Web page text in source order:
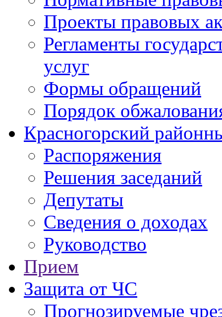
Проекты правовых
Регламенты
услуг
Формы обращений
Порядок
Красногорский
Распоряжения
Решения заседаний
Депутаты
Сведения о доходах
Руководство
Прием
Защита от ЧС
Прогнозируемые